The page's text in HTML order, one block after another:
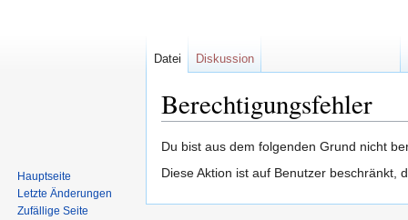
Berechtigungsfehler
Zur
Navigation
Zur
Suche
Du bist aus dem folgenden Grund nicht
Diese Aktion ist auf Benutzer beschränkt,
Datei Diskussion
Hauptseite
Letzte Änderungen
Zufällige Seite